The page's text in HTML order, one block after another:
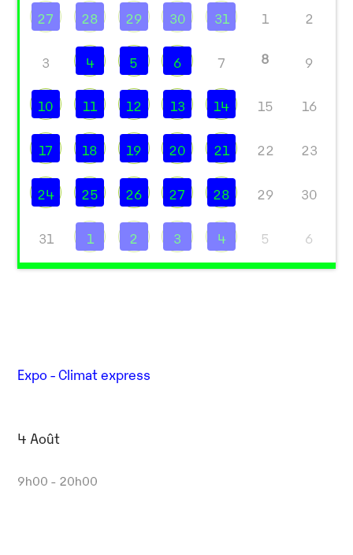
27 28 29 30 31 1 2
3 4 5 6 7 8 9
10 11 12 13 14 15 16
17 18 19 20 21 22 23
24 25 26 27 28 29 30
31 1 2 3 4 5 6
Expo - Climat express
4 Août
9h00 - 20h00